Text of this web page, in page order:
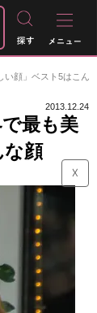
い顔」ベスト5はこん
2013.12.24
最も美
な顔
☓